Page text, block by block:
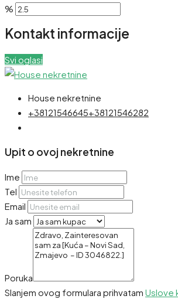
%
Kontakt informacije
Svi oglasi
House nekretnine
+38121546645+38121546282
Upit o ovoj nekretnine
Ime
Tel
Email
Ja sam
Poruka
Slanjem ovog formulara prihvatam Uslove